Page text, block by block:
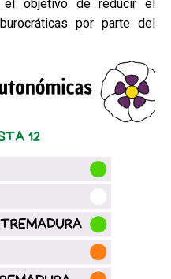
el objetivo de reducir el
por parte del